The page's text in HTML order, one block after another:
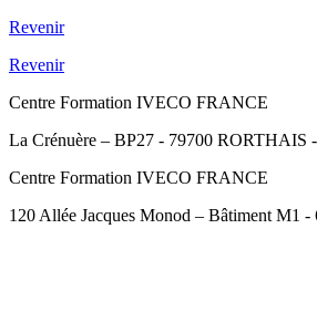
Revenir
Revenir
Centre Formation IVECO FRANCE
La Crénuère – BP27 - 79700 RORTHAIS
Centre Formation IVECO FRANCE
120 Allée Jacques Monod – Bâtiment M1